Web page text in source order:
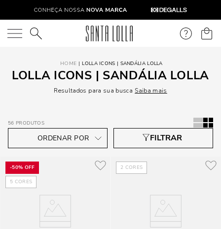
O que você está procurando?
LOLLA ICONS | SANDÁLIA LOLLA
LOLLA ICONS | SANDÁLIA LOLLA
Resultados para sua busca Saiba mais
56 PRODUTOS
-50% OFF
5 CORES
2 CORES